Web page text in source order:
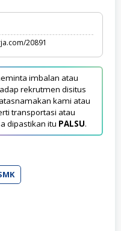
20891
imbalan atau
rekrutmen disitus
kami atau
transportasi atau
dipastikan itu PALSU.